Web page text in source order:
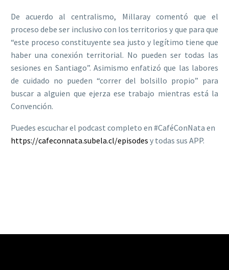
De acuerdo al centralismo, Millaray comentó que el
proceso debe ser inclusivo con los territorios y que para que
“este proceso constituyente sea justo y legítimo tiene que
haber una conexión territorial. No pueden ser todas las
sesiones en Santiago”. Asimismo enfatizó que las labores
de cuidado no pueden “correr del bolsillo propio” para
buscar a alguien que ejerza ese trabajo mientras está la
Convención.
Puedes escuchar el podcast completo en #CaféConNata en
https://cafeconnata.subela.cl/episodes y todas sus APP.